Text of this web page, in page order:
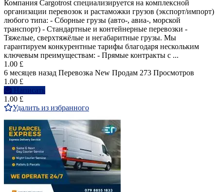
Компания Cargotrost специализируется на комплексной
организации перевозок и растаможки грузов (экспорт/импорт)
любого типа: - Сборные грузы (авто-, авиа-, морской
транспорт) - Стандартные и контейнерные перевозки -
Тяжелые, сверхтяжёлые и негабаритные грузы. Мы
гарантируем конкурентные тарифы благодаря нескольким
ключевым преимуществам: - Прямые контракты с ...
1.00 £
6 месяцев назад Перевозка New Продам 273 Просмотров
1.00 £
Написать
1.00 £
Удалить из избранного